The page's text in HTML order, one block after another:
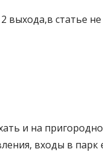
выхода,в статье не
и на
входы в парк